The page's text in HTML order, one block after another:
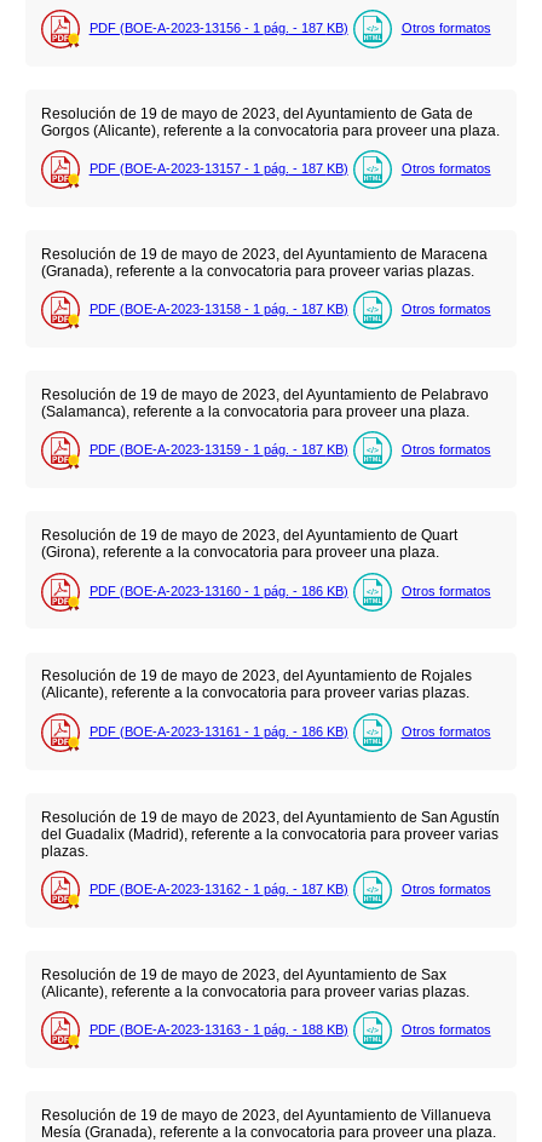
PDF (BOE-A-2023-13156 - 1 pág. - 187 KB) Otros formatos
Resolución de 19 de mayo de 2023, del Ayuntamiento de Gata de
Gorgos (Alicante), referente a la convocatoria para proveer una plaza.
PDF (BOE-A-2023-13157 - 1 pág. - 187 KB) Otros formatos
Resolución de 19 de mayo de 2023, del Ayuntamiento de Maracena
(Granada), referente a la convocatoria para proveer varias plazas.
PDF (BOE-A-2023-13158 - 1 pág. - 187 KB) Otros formatos
Resolución de 19 de mayo de 2023, del Ayuntamiento de Pelabravo
(Salamanca), referente a la convocatoria para proveer una plaza.
PDF (BOE-A-2023-13159 - 1 pág. - 187 KB) Otros formatos
Resolución de 19 de mayo de 2023, del Ayuntamiento de Quart
(Girona), referente a la convocatoria para proveer una plaza.
PDF (BOE-A-2023-13160 - 1 pág. - 186 KB) Otros formatos
Resolución de 19 de mayo de 2023, del Ayuntamiento de Rojales
(Alicante), referente a la convocatoria para proveer varias plazas.
PDF (BOE-A-2023-13161 - 1 pág. - 186 KB) Otros formatos
Resolución de 19 de mayo de 2023, del Ayuntamiento de San Agustín
del Guadalix (Madrid), referente a la convocatoria para proveer varias
plazas.
PDF (BOE-A-2023-13162 - 1 pág. - 187 KB) Otros formatos
Resolución de 19 de mayo de 2023, del Ayuntamiento de Sax
(Alicante), referente a la convocatoria para proveer varias plazas.
PDF (BOE-A-2023-13163 - 1 pág. - 188 KB) Otros formatos
Resolución de 19 de mayo de 2023, del Ayuntamiento de Villanueva
Mesía (Granada), referente a la convocatoria para proveer una plaza.